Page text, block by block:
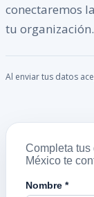
conectaremos
tu organización.
Al enviar tus datos